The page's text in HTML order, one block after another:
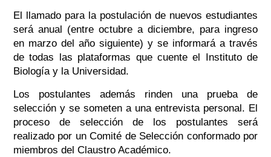
El llamado para la postulación de nuevos estudiantes
será anual (entre octubre a diciembre, para ingreso
en marzo del año siguiente) y se informará a través
de todas las plataformas que cuente el Instituto de
Biología y la Universidad.
Los postulantes además rinden una prueba de
selección y se someten a una entrevista personal. El
proceso de selección de los postulantes será
realizado por un Comité de Selección conformado por
miembros del Claustro Académico.